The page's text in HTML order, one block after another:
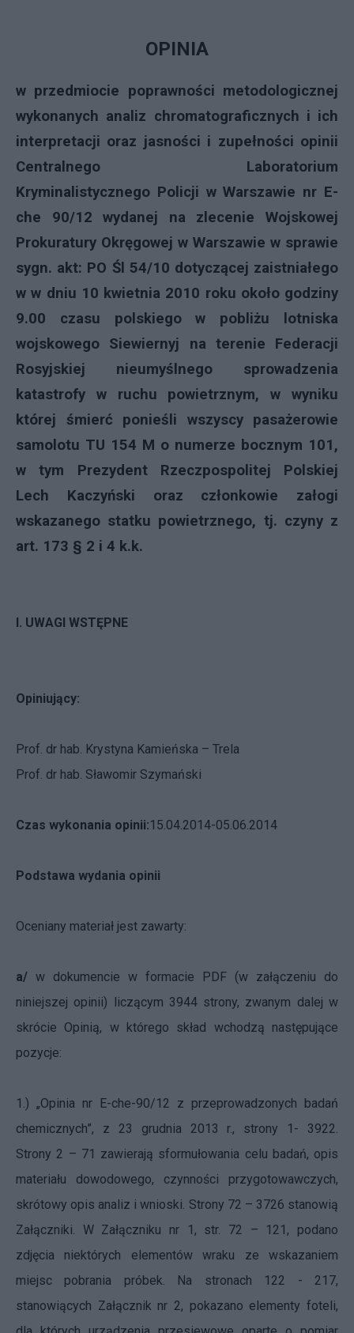
OPINIA
w przedmiocie poprawności metodologicznej
wykonanych analiz chromatograficznych i ich
interpretacji oraz jasności i zupełności opinii
Centralnego Laboratorium
Kryminalistycznego Policji w Warszawie nr E-
che 90/12 wydanej na zlecenie Wojskowej
Prokuratury Okręgowej w Warszawie w sprawie
sygn. akt: PO Śl 54/10 dotyczącej zaistniałego
w w dniu 10 kwietnia 2010 roku około godziny
9.00 czasu polskiego w pobliżu lotniska
wojskowego Siewiernyj na terenie Federacji
Rosyjskiej nieumyślnego sprowadzenia
katastrofy w ruchu powietrznym, w wyniku
której śmierć ponieśli wszyscy pasażerowie
samolotu TU 154 M o numerze bocznym 101,
w tym Prezydent Rzeczpospolitej Polskiej
Lech Kaczyński oraz członkowie załogi
wskazanego statku powietrznego, tj. czyny z
art. 173 § 2 i 4 k.k.
I. UWAGI WSTĘPNE
Opiniujący:
Prof. dr hab. Krystyna Kamieńska – Trela
Prof. dr hab. Sławomir Szymański
Czas wykonania opinii:15.04.2014-05.06.2014
Podstawa wydania opinii
Oceniany materiał jest zawarty:
a/ w dokumencie w formacie PDF (w załączeniu do
niniejszej opinii) liczącym 3944 strony, zwanym dalej w
skrócie Opinią, w którego skład wchodzą następujące
pozycje:
1.) „Opinia nr E-che-90/12 z przeprowadzonych badań
chemicznych”, z 23 grudnia 2013 r., strony 1- 3922.
Strony 2 – 71 zawierają sformułowania celu badań, opis
materiału dowodowego, czynności przygotowawczych,
skrótowy opis analiz i wnioski. Strony 72 – 3726 stanowią
Załączniki. W Załączniku nr 1, str. 72 – 121, podano
zdjęcia niektórych elementów wraku ze wskazaniem
miejsc pobrania próbek. Na stronach 122 - 217,
stanowiących Załącznik nr 2, pokazano elementy foteli,